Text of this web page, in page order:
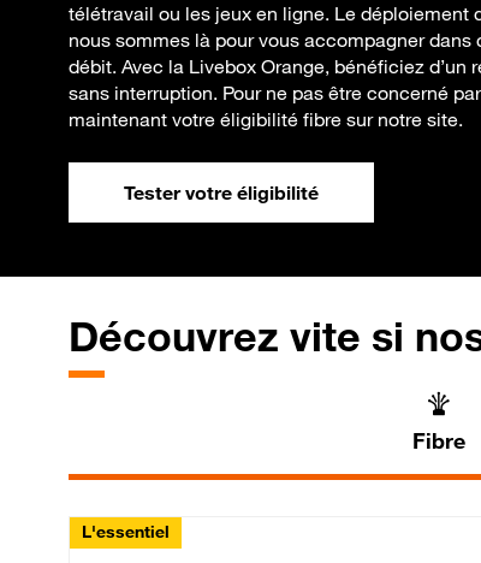
télétravail ou les jeux en ligne. Le déploiement
nous sommes là pour vous accompagner
débit. Avec la Livebox Orange, bénéficiez
sans interruption. Pour ne pas être concerné
maintenant votre éligibilité fibre sur notre site.
Tester votre éligibilité
Découvrez vite si
Fibre
L'essentiel